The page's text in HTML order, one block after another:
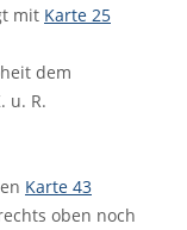
mit Karte 25
dem
u. R.
Karte 43
oben noch